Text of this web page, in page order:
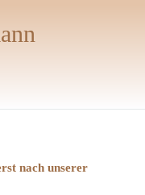
nach unserer